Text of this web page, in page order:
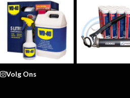
Volg Ons